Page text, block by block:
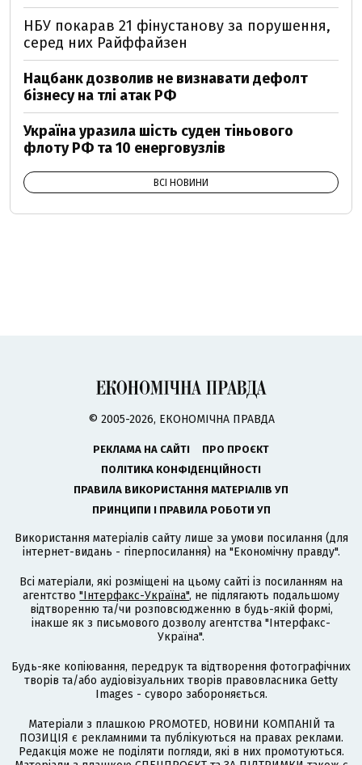
НБУ покарав 21 фінустанову за порушення,
серед них Райффайзен
Нацбанк дозволив не визнавати дефолт
бізнесу на тлі атак РФ
Україна уразила шість суден тіньового
флоту РФ та 10 енерговузлів
ВСІ НОВИНИ
© 2005-2026, ЕКОНОМІЧНА ПРАВДА
РЕКЛАМА НА САЙТІ
ПРО ПРОЄКТ
ПОЛІТИКА КОНФІДЕНЦІЙНОСТІ
ПРАВИЛА ВИКОРИСТАННЯ МАТЕРІАЛІВ УП
ПРИНЦИПИ І ПРАВИЛА РОБОТИ УП
Використання матеріалів сайту лише за умови посилання (для
інтернет-видань - гіперпосилання) на "Економічну правду".
Всі матеріали, які розміщені на цьому сайті із посиланням на
агентство "Інтерфакс-Україна", не підлягають подальшому
відтворенню та/чи розповсюдженню в будь-якій формі,
інакше як з письмового дозволу агентства "Інтерфакс-
Україна".
Будь-яке копіювання, передрук та відтворення фотографічних
творів та/або аудіовізуальних творів правовласника Getty
Images - суворо забороняється.
Матеріали з плашкою PROMOTED, НОВИНИ КОМПАНІЙ та
ПОЗИЦІЯ є рекламними та публікуються на правах реклами.
Редакція може не поділяти погляди, які в них промотуються.